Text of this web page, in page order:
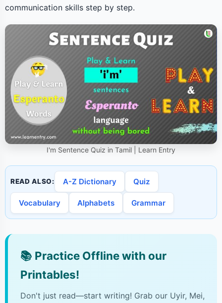
communication skills step by step.
I'm Sentence Quiz in Tamil | Learn Entry
READ ALSO: A-Z Dictionary Quiz
Vocabulary Alphabets Grammar
📚 Practice Offline with our
Printables!
Don't just read—start writing! Grab our Uyir, Mei,